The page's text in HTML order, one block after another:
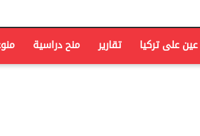
عين على تركيا تقارير منح دراسية